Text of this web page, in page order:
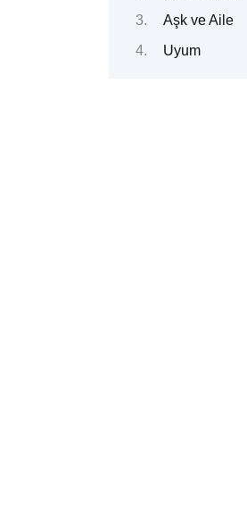
Aşk ve Aile
Uyum